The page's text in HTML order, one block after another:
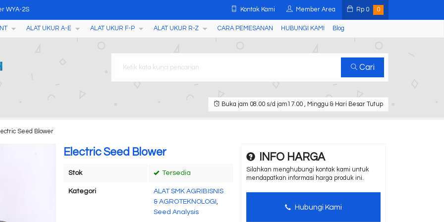
WYA-2S
Gloss meter GM-200
AMD006
YD300
Kontak Kami Member Area Rp 0 0
ALAT UKUR A-E ALAT UKUR F-P ALAT UKUR R-Z CARA PEMESANAN HUBUNGI KAMI Blog
Cari
Buka jam 08.00 s/d jam17.00 , Minggu & Hari Besar Tutup
Seed Blower
Electric Seed Blower
Stok Tersedia
Kategori
ALAT SMK AGRIBISNIS
& AGROTEKNOLOGI ,
Seed Analysis
INFO HARGA
Silahkan menghubungi kontak kami untuk
mendapatkan informasi harga produk ini.
Hubungi Kami